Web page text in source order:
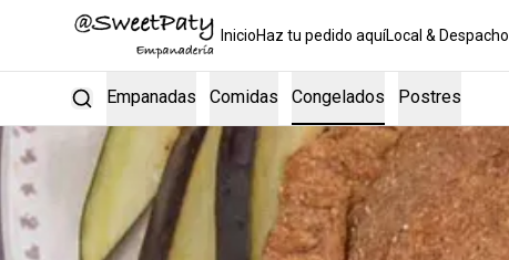
InicioHaz tu pedido aquíLocal & Despacho
Empanadas Comidas Congelados Postres